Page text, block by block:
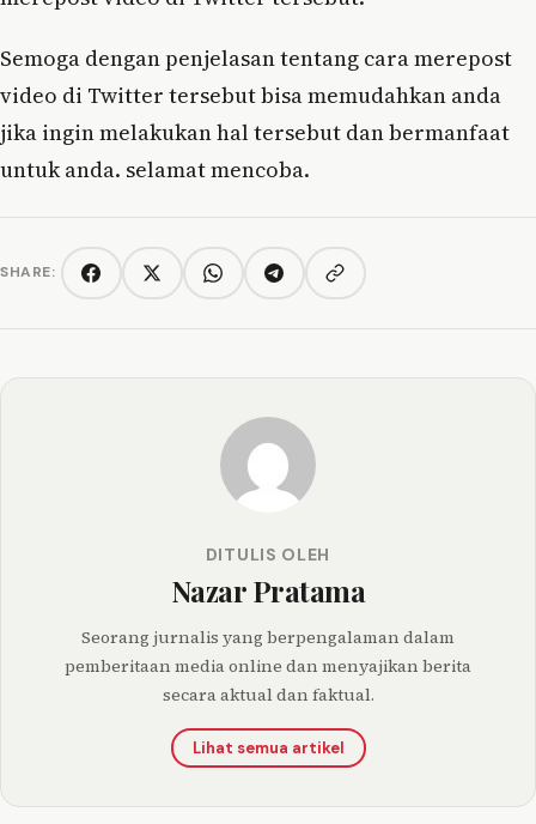
Semoga dengan penjelasan tentang cara merepost
video di Twitter tersebut bisa memudahkan anda
jika ingin melakukan hal tersebut dan bermanfaat
untuk anda. selamat mencoba.
SHARE: FacebookTwitter/XWhatsAppTelegramCopy link
DITULIS OLEH
Nazar Pratama
Seorang jurnalis yang berpengalaman dalam
pemberitaan media online dan menyajikan berita
secara aktual dan faktual.
Lihat semua artikel